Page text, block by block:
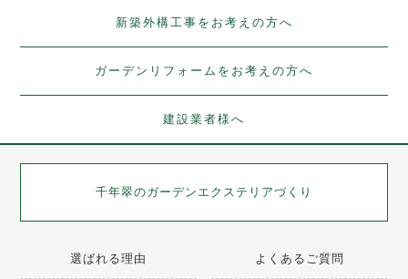
新築外構工事をお考えの方へ
ガーデンリフォームをお考えの方へ
建設業者様へ
千年翠のガーデンエクステリアづくり
選ばれる理由 よくあるご質問